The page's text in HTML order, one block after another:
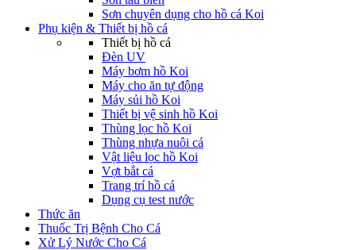
Sơn chuyên dụng cho hồ cá Koi
Phụ kiện & Thiết bị hồ cá
Thiết bị hồ cá
Đèn UV
Máy bơm hồ Koi
Máy cho ăn tự động
Máy sủi hồ Koi
Thiết bị vệ sinh hồ Koi
Thùng lọc hồ Koi
Thùng nhựa nuôi cá
Vật liệu lọc hồ Koi
Vợt bắt cá
Trang trí hồ cá
Dụng cụ test nước
Thức ăn
Thuốc Trị Bệnh Cho Cá
Xử Lý Nước Cho Cá